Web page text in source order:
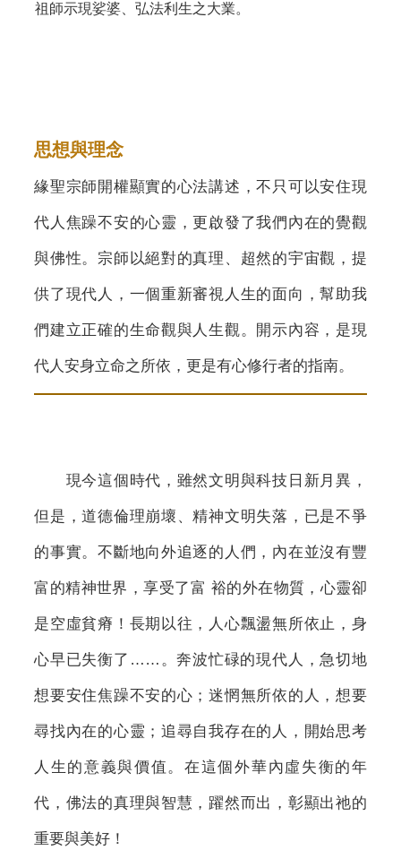
祖師示現娑婆、弘法利生之大業。
思想與理念
緣聖宗師開權顯實的心法講述，不只可以安住現
代人焦躁不安的心靈，更啟發了我們內在的覺觀
與佛性。宗師以絕對的真理、超然的宇宙觀，提
供了現代人，一個重新審視人生的面向，幫助我
們建立正確的生命觀與人生觀。開示內容，是現
代人安身立命之所依，更是有心修行者的指南。
現今這個時代，雖然文明與科技日新月異，
但是，道德倫理崩壞、精神文明失落，已是不爭
的事實。不斷地向外追逐的人們，內在並沒有豐
富的精神世界，享受了富 裕的外在物質，心靈卻
是空虛貧瘠！長期以往，人心飄盪無所依止，身
心早已失衡了……。奔波忙碌的現代人，急切地
想要安住焦躁不安的心；迷惘無所依的人，想要
尋找內在的心靈；追尋自我存在的人，開始思考
人生的意義與價值。在這個外華內虛失衡的年
代，佛法的真理與智慧，躍然而出，彰顯出祂的
重要與美好！